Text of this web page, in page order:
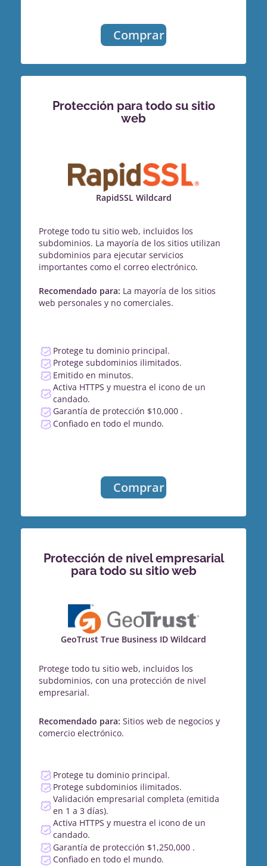
Comprar
Protección para todo su sitio
web
RapidSSL Wildcard
Protege todo tu sitio web, incluidos los
subdominios. La mayoría de los sitios utilizan
subdominios para ejecutar servicios
importantes como el correo electrónico.
Recomendado para: La mayoría de los sitios
web personales y no comerciales.
Protege tu dominio principal.
Protege subdominios ilimitados.
Emitido en minutos.
Activa HTTPS y muestra el icono de un
candado.
Garantía de protección $10,000 .
Confiado en todo el mundo.
Comprar
Protección de nivel empresarial
para todo su sitio web
GeoTrust True Business ID Wildcard
Protege todo tu sitio web, incluidos los
subdominios, con una protección de nivel
empresarial.
Recomendado para: Sitios web de negocios y
comercio electrónico.
Protege tu dominio principal.
Protege subdominios ilimitados.
Validación empresarial completa (emitida
en 1 a 3 días).
Activa HTTPS y muestra el icono de un
candado.
Garantía de protección $1,250,000 .
Confiado en todo el mundo.